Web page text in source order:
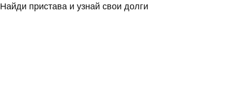
Найди пристава и узнай свои долги